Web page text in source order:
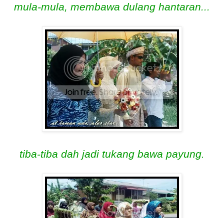
mula-mula, membawa dulang hantaran...
tiba-tiba dah jadi tukang bawa payung.